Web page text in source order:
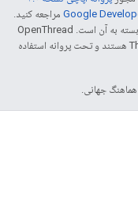
مراجعه کنید.
جاوا علامت تجاری ثبت‌شده Oracle و/یا شرکت‌های وابسته به آن است. ‫OpenThread
و علائم مربوط به آن، علامت‌های تجاری Thread Group هستند و تحت پروانه استفاده